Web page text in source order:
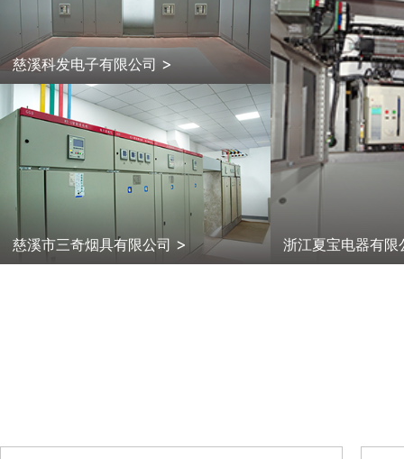
慈溪科发电子有限公司 >
浙江夏宝电器有
慈溪市三奇烟具有限公司 >